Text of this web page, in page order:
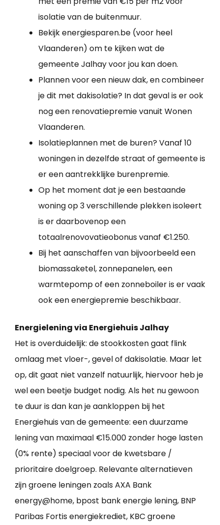
isolatie van de buitenmuur.
Bekijk energiesparen.be (voor heel
Vlaanderen) om te kijken wat de
gemeente Jalhay voor jou kan doen.
Plannen voor een nieuw dak, en combineer
je dit met dakisolatie? In dat geval is er ook
nog een renovatiepremie vanuit Wonen
Vlaanderen.
Isolatieplannen met de buren? Vanaf 10
woningen in dezelfde straat of gemeente is
er een aantrekklijke burenpremie.
Op het moment dat je een bestaande
woning op 3 verschillende plekken isoleert
is er daarbovenop een
totaalrenovovatieobonus vanaf €1.250.
Bij het aanschaffen van bijvoorbeeld een
biomassaketel, zonnepanelen, een
warmtepomp of een zonneboiler is er vaak
ook een energiepremie beschikbaar.
Energielening via Energiehuis Jalhay
Het is overduidelijk: de stookkosten gaat flink
omlaag met vloer-, gevel of dakisolatie. Maar let
op, dit gaat niet vanzelf natuurlijk, hiervoor heb je
wel een beetje budget nodig. Als het nu gewoon
te duur is dan kan je aankloppen bij het
Energiehuis van de gemeente: een duurzame
lening van maximaal €15.000 zonder hoge lasten
(0% rente) speciaal voor de kwetsbare /
prioritaire doelgroep. Relevante alternatieven
zijn groene leningen zoals AXA Bank
energy@home, bpost bank energie lening, BNP
Paribas Fortis energiekrediet, KBC groene